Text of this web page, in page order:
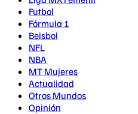
Futbol
Fórmula 1
Beisbol
NFL
NBA
MT Mujeres
Actualidad
Otros Mundos
Opinión